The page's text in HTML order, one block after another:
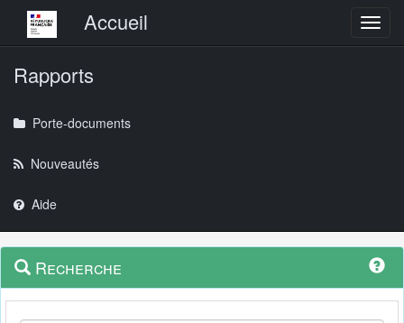
Menu principalAccueil
Rapports
Porte-documents
Nouveautés
Aide
Navigation
outils
Menu
contextuel
Recherche